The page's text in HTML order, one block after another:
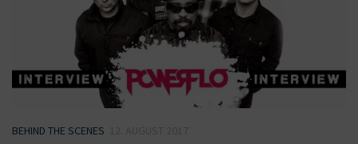
BEHIND THE SCENES